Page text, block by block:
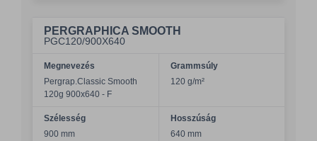
PERGRAPHICA SMOOTH
PGC120/900X640
Megnevezés
Pergrap.Classic Smooth
120g 900x640 - F
Grammsúly
120 g/m²
Szélesség
900 mm
Hosszúság
640 mm